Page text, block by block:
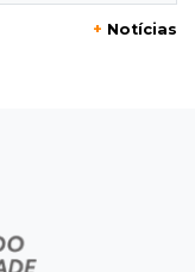
para
+ Notícias